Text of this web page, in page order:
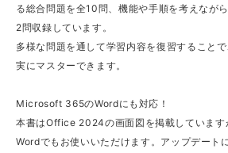
る総合問題を全10問、機能や手順を考えなが
2問収録しています。
多様な問題を通して学習内容を復習すること
実にマスターできます。
Microsoft 365のWordにも対応！
本書はOffice 2024の画面図を掲載していま
Wordでもお使いいただけます。アップデート